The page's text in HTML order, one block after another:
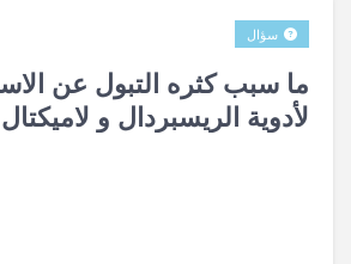
ما سبب كثره التبول عن
لأدوية الريسبردال و
سؤال